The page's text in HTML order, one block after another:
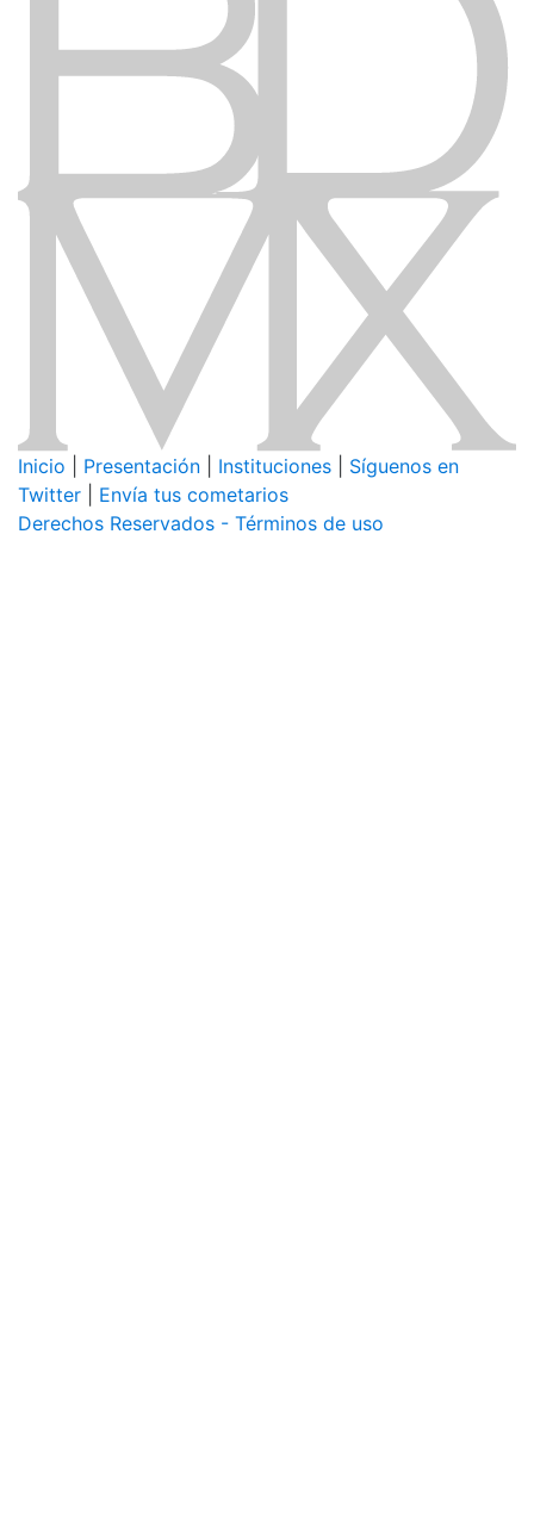
Inicio Presentación Instituciones
Síguenos en
Twitter
Envía tus cometarios
Derechos Reservados - Términos de uso